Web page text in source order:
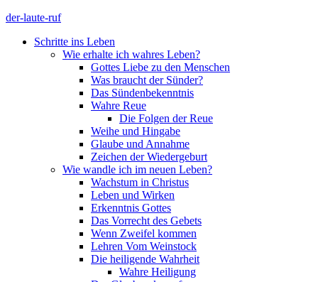
der-laute-ruf
Schritte ins Leben
Wie erhalte ich wahres Leben?
Gottes Liebe zu den Menschen
Was braucht der Sünder?
Das Sündenbekenntnis
Wahre Reue
Die Folgen der Reue
Weihe und Hingabe
Glaube und Annahme
Zeichen der Wiedergeburt
Wie wandle ich im neuen Leben?
Wachstum in Christus
Leben und Wirken
Erkenntnis Gottes
Das Vorrecht des Gebets
Wenn Zweifel kommen
Lehren Vom Weinstock
Die heiligende Wahrheit
Wahre Heiligung